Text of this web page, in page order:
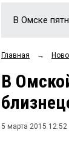
В Омске
Главная →
В
5 марта 2015 12:52